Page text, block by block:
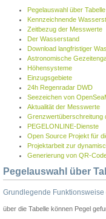
Pegelauswahl über Tabelle
Kennzeichnende
Zeitbezug der Messwerte
Der Wasserstand
Download langfristiger
Astronomische
Höhensysteme
Einzugsgebiete
24h Regenradar DWD
Seezeichen von
Aktualität der Messwerte
Grenzwertüberschreitung
PEGELONLINE-Dienste
Open Source Projekt für
Projektarbeit zur
Generierung von QR-
Pegelauswahl über
Grundlegende Funktionsweise
über die Tabelle können Pegel